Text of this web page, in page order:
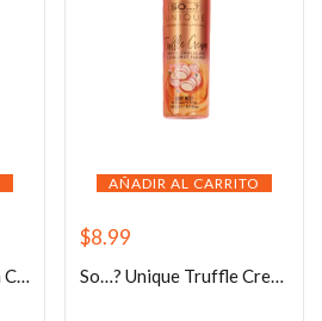
Bespoke London Fresh Citrus for men
AÑADIR AL CARRITO
$8.99
So…? Unique Truffle Cream 150ml